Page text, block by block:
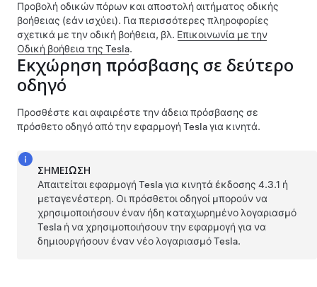
Προβολή οδικών πόρων και αποστολή αιτήματος οδικής
βοήθειας (εάν ισχύει). Για περισσότερες πληροφορίες
σχετικά με την οδική βοήθεια, βλ. Επικοινωνία με την
Οδική βοήθεια της Tesla.
Εκχώρηση πρόσβασης σε δεύτερο
οδηγό
Προσθέστε και αφαιρέστε την άδεια πρόσβασης σε
πρόσθετο οδηγό από την εφαρμογή Tesla για κινητά.
ΣΗΜΕΊΩΣΗ
Απαιτείται εφαρμογή Tesla για κινητά έκδοσης 4.3.1 ή
μεταγενέστερη. Οι πρόσθετοι οδηγοί μπορούν να
χρησιμοποιήσουν έναν ήδη καταχωρημένο λογαριασμό
Tesla ή να χρησιμοποιήσουν την εφαρμογή για να
δημιουργήσουν έναν νέο λογαριασμό Tesla.